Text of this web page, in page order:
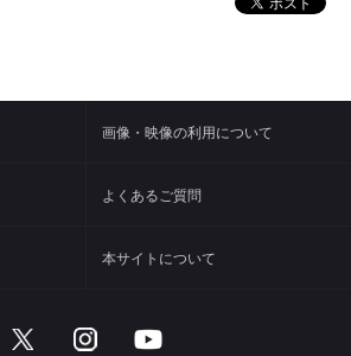
画像・映像の利用について
よくあるご質問
本サイトについて